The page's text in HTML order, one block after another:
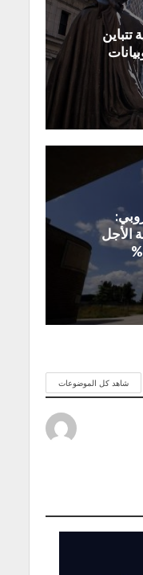
تتباين
الأجل
شاهد كل الموضوعات